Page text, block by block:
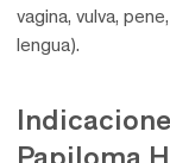
vagina, vulva,
lengua).
Papiloma